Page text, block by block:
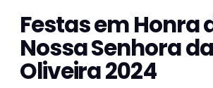
Festas em Honra
Nossa Senhora da
Oliveira 2024